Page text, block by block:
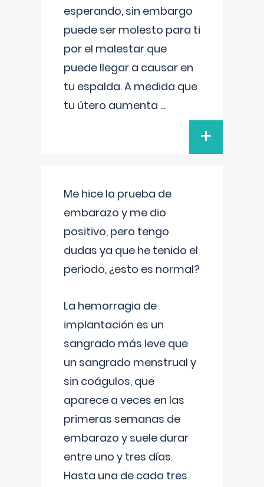
esperando, sin embargo
puede ser molesto para ti
por el malestar que
puede llegar a causar en
tu espalda. A medida que
tu útero aumenta ...
+
Me hice la prueba de
embarazo y me dio
positivo, pero tengo
dudas ya que he tenido el
periodo, ¿esto es normal?
La hemorragia de
implantación es un
sangrado más leve que
un sangrado menstrual y
sin coágulos, que
aparece a veces en las
primeras semanas de
embarazo y suele durar
entre uno y tres días.
Hasta una de cada tres